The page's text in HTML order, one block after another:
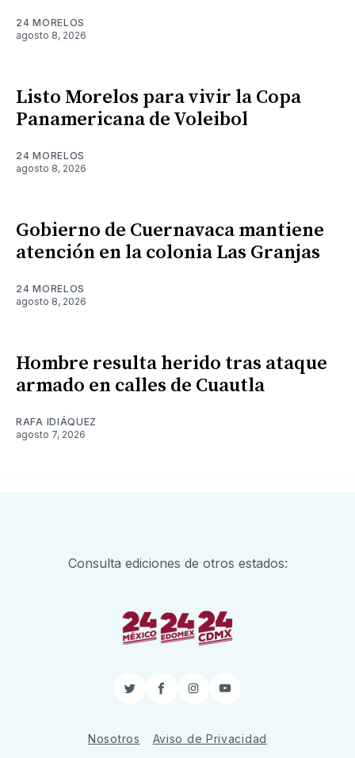
24 MORELOS
agosto 8, 2026
Listo Morelos para vivir la Copa
Panamericana de Voleibol
24 MORELOS
agosto 8, 2026
Gobierno de Cuernavaca mantiene
atención en la colonia Las Granjas
24 MORELOS
agosto 8, 2026
Hombre resulta herido tras ataque
armado en calles de Cuautla
RAFA IDIÁQUEZ
agosto 7, 2026
Consulta ediciones de otros estados:
TwitterFacebook
InstagramYouTube
Nosotros Aviso de Privacidad